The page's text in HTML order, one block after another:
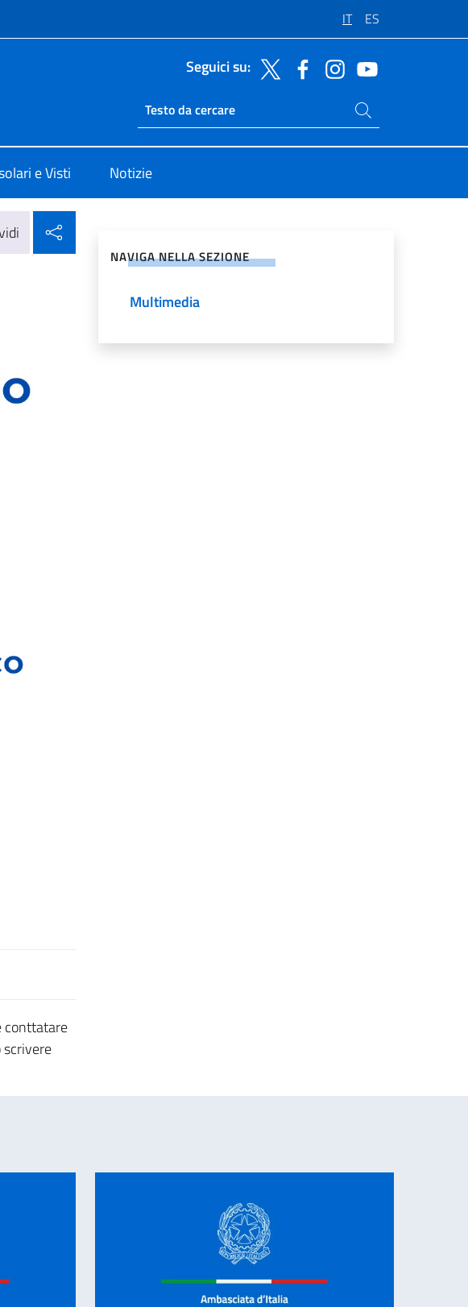
IT ES
Seguici su:
Ricerca sito live
Cerca nel sito
e Visti Notizie
conttatare
scrivere
NAVIGA NELLA SEZIONE
Multimedia